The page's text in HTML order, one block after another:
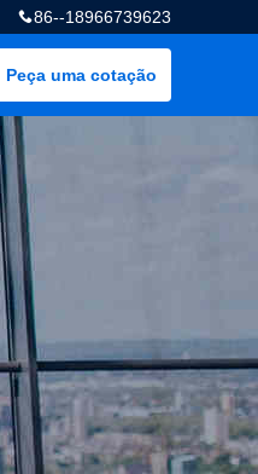
86--18966739623
Peça uma cotação